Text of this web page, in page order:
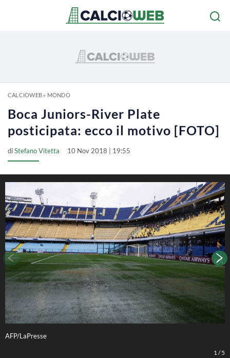
CALCIOWEB» MONDO
Boca Juniors-River Plate
posticipata: ecco il motivo [FOTO]
diStefano Vitetta 10 Nov 2018 | 19:55
AFP/LaPresse
1 /5